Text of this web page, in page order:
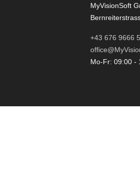
MyVisionSoft
+43 676 9666
Mo-Fr: 09:00 -